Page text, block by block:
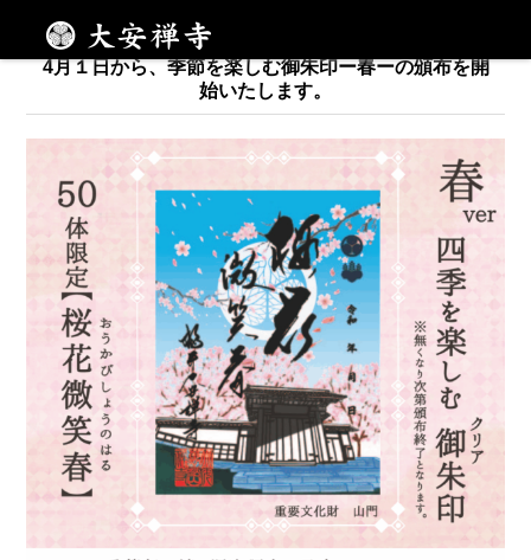
文化財・山門をモチーフに
4月１日から、季節を楽しむ御朱印ー春ーの頒布を開
始いたします。